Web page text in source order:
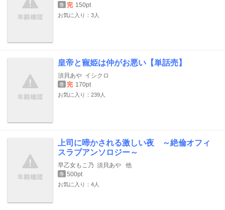
巻 完 150pt
お気に入り：3人
皇帝と寵姫は仲がお悪い【単話売】
須貝あや イシクロ
巻 完 170pt
お気に入り：239人
上司に啼かされる激しい夜 ～絶倫オフィ
スラブアンソロジー～
早乙女もこ乃 須貝あや 他
巻 500pt
お気に入り：4人